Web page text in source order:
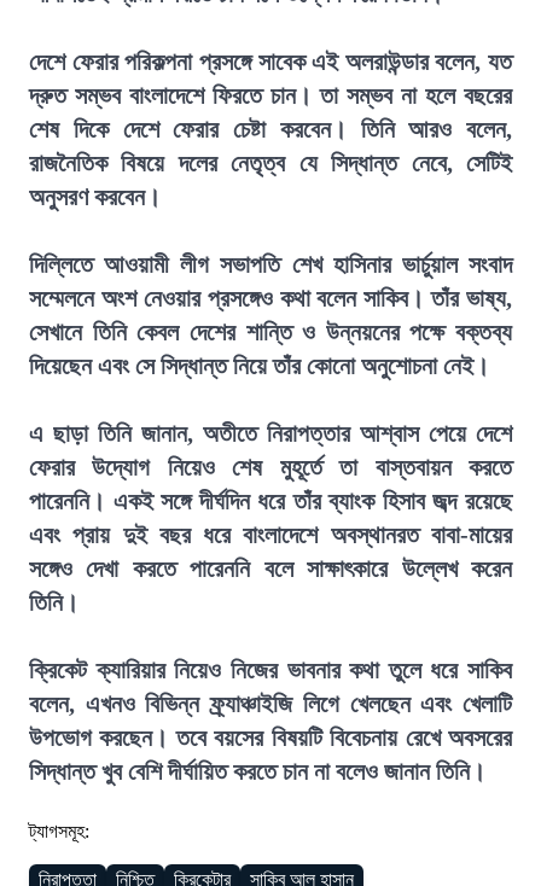
দেশে ফেরার পরিকল্পনা প্রসঙ্গে সাবেক এই অলরাউন্ডার বলেন, যত
দ্রুত সম্ভব বাংলাদেশে ফিরতে চান। তা সম্ভব না হলে বছরের
শেষ দিকে দেশে ফেরার চেষ্টা করবেন। তিনি আরও বলেন,
রাজনৈতিক বিষয়ে দলের নেতৃত্ব যে সিদ্ধান্ত নেবে, সেটিই
অনুসরণ করবেন।
দিল্লিতে আওয়ামী লীগ সভাপতি শেখ হাসিনার ভার্চুয়াল সংবাদ
সম্মেলনে অংশ নেওয়ার প্রসঙ্গেও কথা বলেন সাকিব। তাঁর ভাষ্য,
সেখানে তিনি কেবল দেশের শান্তি ও উন্নয়নের পক্ষে বক্তব্য
দিয়েছেন এবং সে সিদ্ধান্ত নিয়ে তাঁর কোনো অনুশোচনা নেই।
এ ছাড়া তিনি জানান, অতীতে নিরাপত্তার আশ্বাস পেয়ে দেশে
ফেরার উদ্যোগ নিয়েও শেষ মুহূর্তে তা বাস্তবায়ন করতে
পারেননি। একই সঙ্গে দীর্ঘদিন ধরে তাঁর ব্যাংক হিসাব জব্দ রয়েছে
এবং প্রায় দুই বছর ধরে বাংলাদেশে অবস্থানরত বাবা-মায়ের
সঙ্গেও দেখা করতে পারেননি বলে সাক্ষাৎকারে উল্লেখ করেন
তিনি।
ক্রিকেট ক্যারিয়ার নিয়েও নিজের ভাবনার কথা তুলে ধরে সাকিব
বলেন, এখনও বিভিন্ন ফ্র্যাঞ্চাইজি লিগে খেলছেন এবং খেলাটি
উপভোগ করছেন। তবে বয়সের বিষয়টি বিবেচনায় রেখে অবসরের
সিদ্ধান্ত খুব বেশি দীর্ঘায়িত করতে চান না বলেও জানান তিনি।
ট্যাগসমূহ:
নিরাপত্তা নিশ্চিত ক্রিকেটার সাকিব আল হাসান